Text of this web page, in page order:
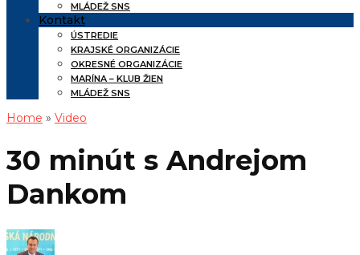
MLÁDEŽ SNS
Kontakt
ÚSTREDIE
KRAJSKÉ ORGANIZÁCIE
OKRESNÉ ORGANIZÁCIE
MARÍNA – KLUB ŽIEN
MLÁDEŽ SNS
Home » Video
30 minút s Andrejom
Dankom